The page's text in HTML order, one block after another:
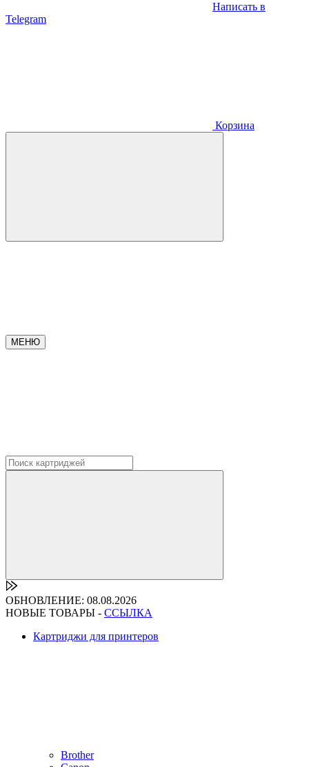
Написать в
Telegram
Корзина
МЕНЮ
ОБНОВЛЕНИЕ: 08.08.2026
НОВЫЕ ТОВАРЫ - ССЫЛКА
Картриджи для принтеров
Brother